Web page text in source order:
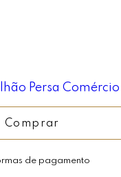
Persa
Comprar
de pagamento